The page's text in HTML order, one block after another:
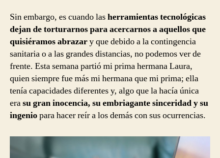
Sin embargo, es cuando lasherramientas tecnológicas
dejan de torturarnos para acercarnos a aquellos que
quisiéramos abrazary que debido a la contingencia
sanitaria o a las grandes distancias, no podemos ver de
frente. Esta semana partió mi prima hermana Laura,
quien siempre fue más mi hermana que mi prima; ella
tenía capacidades diferentes y, algo que la hacía única
erasu gran inocencia, su embriagante sinceridad y su
ingeniopara hacer reír a los demás con sus ocurrencias.